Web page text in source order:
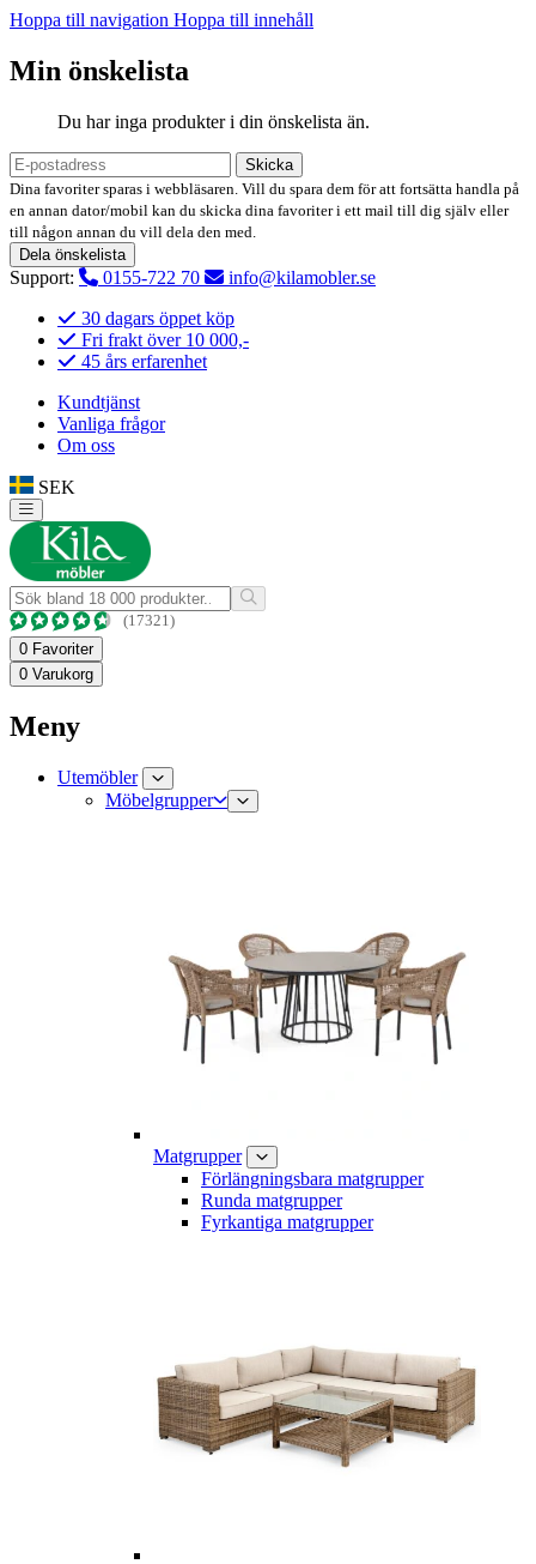
Hoppa till navigation Hoppa till innehåll
Min önskelista
Du har inga produkter i din önskelista än.
Skicka
Dina favoriter sparas i webbläsaren. Vill du spara dem för att fortsätta handla på
en annan dator/mobil kan du skicka dina favoriter i ett mail till dig själv eller
till någon annan du vill dela den med.
Dela önskelista
Support: 0155-722 70
info@kilamobler.se
30 dagars öppet köp
Fri frakt över 10 000,-
45 års erfarenhet
Kundtjänst
Vanliga frågor
Om oss
SEK
(17321)
0 Favoriter
0 Varukorg
Meny
Utemöbler
Möbelgrupper
Matgrupper
Förlängningsbara matgrupper
Runda matgrupper
Fyrkantiga matgrupper